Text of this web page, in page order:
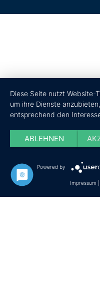
Diese Seite nutzt Website-
um ihre Dienste
entsprechend den
ABLEHNEN
Powered by
Impressum